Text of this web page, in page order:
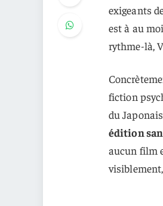
exigeants
est à au
rythme-là,
fiction
du
édition
aucun film